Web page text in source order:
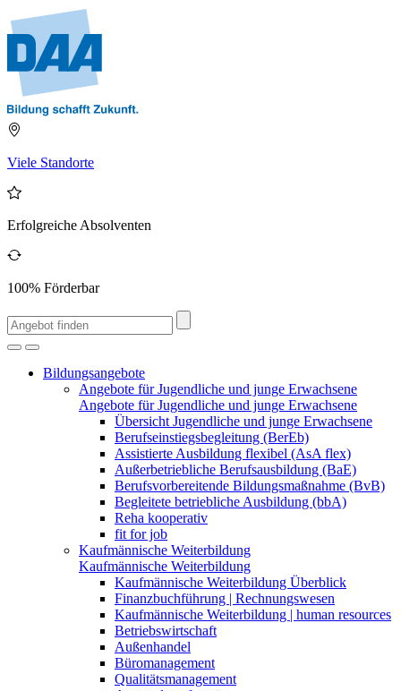
Viele Standorte
Erfolgreiche Absolventen
100% Förderbar
Bildungsangebote
Angebote für Jugendliche und junge Erwachsene
Angebote für Jugendliche und junge Erwachsene
Übersicht Jugendliche und junge Erwachsene
Berufseinstiegsbegleitung (BerEb)
Assistierte Ausbildung flexibel (AsA flex)
Außerbetriebliche Berufsausbildung (BaE)
Berufsvorbereitende Bildungsmaßnahme (BvB)
Begleitete betriebliche Ausbildung (bbA)
Reha kooperativ
fit for job
Kaufmännische Weiterbildung
Kaufmännische Weiterbildung
Kaufmännische Weiterbildung Überblick
Finanzbuchführung | Rechnungswesen
Kaufmännische Weiterbildung | human resources
Betriebswirtschaft
Außenhandel
Büromanagement
Qualitätsmanagement